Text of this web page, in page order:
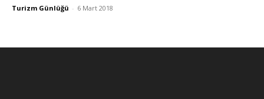
Turizm Günlüğü - 6 Mart 2018